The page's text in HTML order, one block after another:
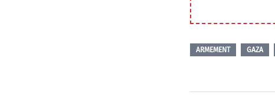
ARMEMENT GAZA